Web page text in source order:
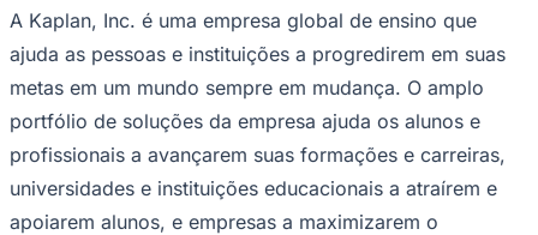
Brasileirão Série A
Brasileirão Série B
Paulistão
Copa do Brasil
Libertadores
Sul-Americana
Copa América
Champions League
Premier League
La Liga
A Kaplan, Inc. é uma empresa global de ensino que
ajuda as pessoas e instituições a progredirem em suas
metas em um mundo sempre em mudança. O amplo
portfólio de soluções da empresa ajuda os alunos e
profissionais a avançarem suas formações e carreiras,
universidades e instituições educacionais a atraírem e
apoiarem alunos, e empresas a maximizarem o